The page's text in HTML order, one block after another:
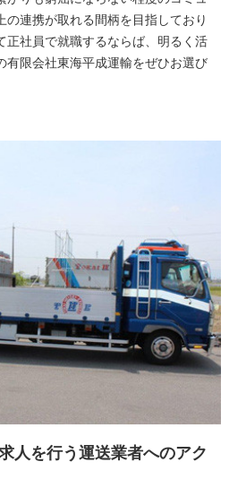
連携が取れる間柄を目指しており
正社員で就職するならば、明るく活
限会社東海平成運輸をぜひお選び
人を行う運送業者へのアク